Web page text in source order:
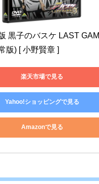
黒子のバスケ LAST GAM
版) [ 小野賢章 ]
楽天市場で見る
Yahoo!ショッピングで見る
Amazonで見る